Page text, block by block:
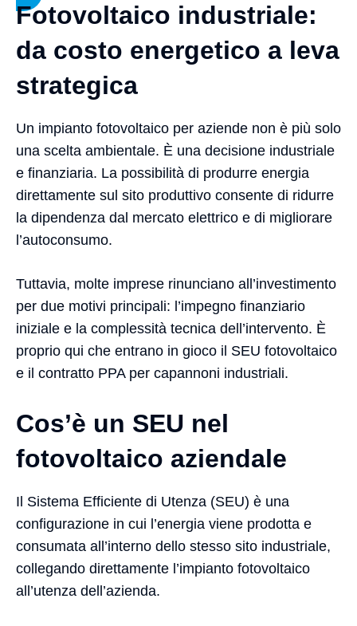
Fotovoltaico industriale:
da costo energetico a leva
strategica
Un impianto fotovoltaico per aziende non è più solo
una scelta ambientale. È una decisione industriale
e finanziaria. La possibilità di produrre energia
direttamente sul sito produttivo consente di ridurre
la dipendenza dal mercato elettrico e di migliorare
l’autoconsumo.
Tuttavia, molte imprese rinunciano all’investimento
per due motivi principali: l’impegno finanziario
iniziale e la complessità tecnica dell’intervento. È
proprio qui che entrano in gioco il SEU fotovoltaico
e il contratto PPA per capannoni industriali.
Cos’è un SEU nel
fotovoltaico aziendale
Il Sistema Efficiente di Utenza (SEU) è una
configurazione in cui l’energia viene prodotta e
consumata all’interno dello stesso sito industriale,
collegando direttamente l’impianto fotovoltaico
all’utenza dell’azienda.